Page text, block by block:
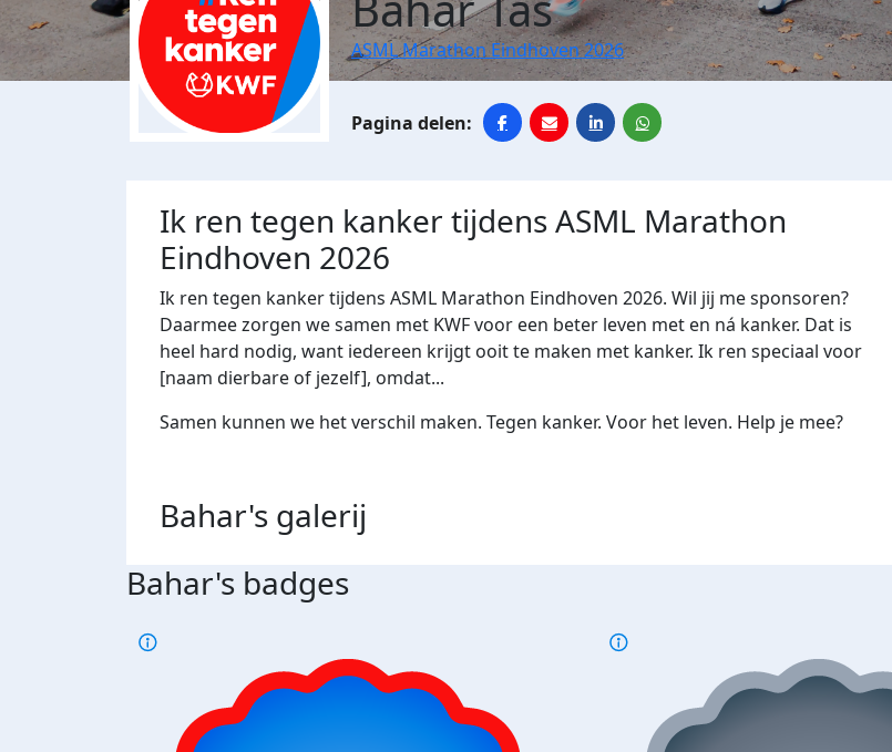
ASML Marathon Eindhoven 2026
Ik ren tegen kanker tijdens ASML Marathon
Eindhoven 2026
Ik ren tegen kanker tijdens ASML Marathon Eindhoven 2026. Wil jij me sponsoren?
Daarmee zorgen we samen met KWF voor een beter leven met en ná kanker. Dat is
heel hard nodig, want iedereen krijgt ooit te maken met kanker. Ik ren speciaal voor
[naam dierbare of jezelf], omdat...
Samen kunnen we het verschil maken. Tegen kanker. Voor het leven. Help je mee?
Bahar's galerij
Bahar's badges